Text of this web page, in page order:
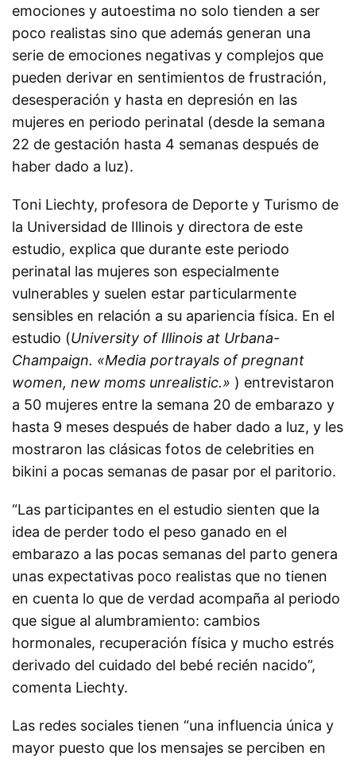
emociones y autoestima no solo tienden a ser
poco realistas sino que además generan una
serie de emociones negativas y complejos que
pueden derivar en sentimientos de frustración,
desesperación y hasta en depresión en las
mujeres en periodo perinatal (desde la semana
22 de gestación hasta 4 semanas después de
haber dado a luz).
Toni Liechty, profesora de Deporte y Turismo de
la Universidad de Illinois y directora de este
estudio, explica que durante este periodo
perinatal las mujeres son especialmente
vulnerables y suelen estar particularmente
sensibles en relación a su apariencia física. En el
estudio (University of Illinois at Urbana-
Champaign. «Media portrayals of pregnant
women, new moms unrealistic.» ) entrevistaron
a 50 mujeres entre la semana 20 de embarazo y
hasta 9 meses después de haber dado a luz, y les
mostraron las clásicas fotos de celebrities en
bikini a pocas semanas de pasar por el paritorio.
“Las participantes en el estudio sienten que la
idea de perder todo el peso ganado en el
embarazo a las pocas semanas del parto genera
unas expectativas poco realistas que no tienen
en cuenta lo que de verdad acompaña al periodo
que sigue al alumbramiento: cambios
hormonales, recuperación física y mucho estrés
derivado del cuidado del bebé recién nacido”,
comenta Liechty.
Las redes sociales tienen “una influencia única y
mayor puesto que los mensajes se perciben en